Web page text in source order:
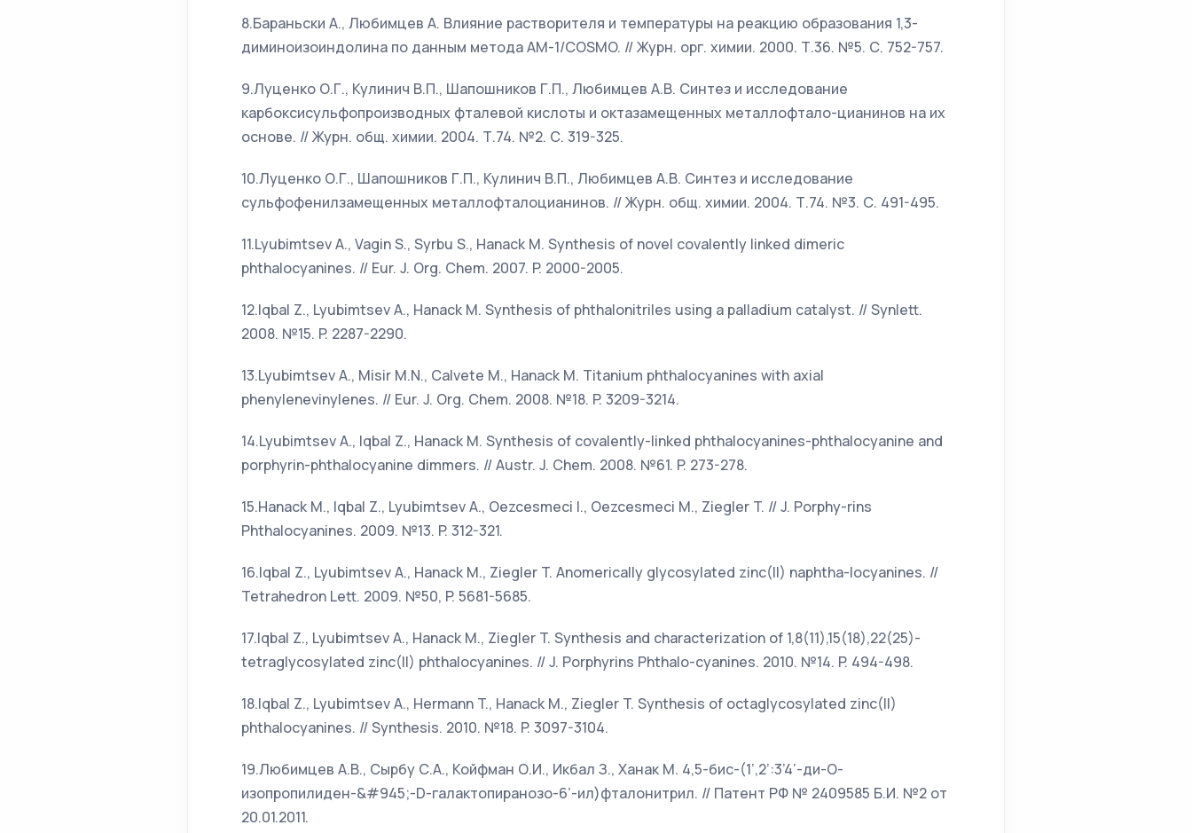
8.Бараньски А., Любимцев А. Влияние растворителя и температуры на реакцию образования 1,3-
диминоизоиндолина по данным метода АМ-1/COSMO. // Журн. орг. химии. 2000. Т.36. №5. С. 752-757.
9.Луценко О.Г., Кулинич В.П., Шапошников Г.П., Любимцев А.В. Синтез и исследование
карбоксисульфопроизводных фталевой кислоты и октазамещенных металлофтало-цианинов на их
основе. // Журн. общ. химии. 2004. Т.74. №2. С. 319-325.
10.Луценко О.Г., Шапошников Г.П., Кулинич В.П., Любимцев А.В. Синтез и исследование
сульфофенилзамещенных металлофталоцианинов. // Журн. общ. химии. 2004. Т.74. №3. С. 491-495.
11.Lyubimtsev A., Vagin S., Syrbu S., Hanack M. Synthesis of novel covalently linked dimeric
phthalocyanines. // Eur. J. Org. Chem. 2007. P. 2000-2005.
12.Iqbal Z., Lyubimtsev A., Hanack M. Synthesis of phthalonitriles using a palladium catalyst. // Synlett.
2008. №15. P. 2287-2290.
13.Lyubimtsev A., Misir M.N., Calvete M., Hanack M. Titanium phthalocyanines with axial
phenylenevinylenes. // Eur. J. Org. Chem. 2008. №18. P. 3209-3214.
14.Lyubimtsev A., Iqbal Z., Hanack M. Synthesis of covalently-linked phthalocyanines-phthalocyanine and
porphyrin-phthalocyanine dimmers. // Austr. J. Chem. 2008. №61. P. 273-278.
15.Hanack M., Iqbal Z., Lyubimtsev A., Oezcesmeci I., Oezcesmeci M., Ziegler T. // J. Porphy-rins
Phthalocyanines. 2009. №13. P. 312-321.
16.Iqbal Z., Lyubimtsev A., Hanack M., Ziegler T. Anomerically glycosylated zinc(II) naphtha-locyanines. //
Tetrahedron Lett. 2009. №50, P. 5681-5685.
17.Iqbal Z., Lyubimtsev A., Hanack M., Ziegler T. Synthesis and characterization of 1,8(11),15(18),22(25)-
tetraglycosylated zinc(II) phthalocyanines. // J. Porphyrins Phthalo-cyanines. 2010. №14. P. 494-498.
18.Iqbal Z., Lyubimtsev A., Hermann T., Hanack M., Ziegler T. Synthesis of octaglycosylated zinc(II)
phthalocyanines. // Synthesis. 2010. №18. P. 3097-3104.
19.Любимцев А.В., Сырбу С.А., Койфман О.И., Икбал З., Ханак М. 4,5-бис-(1’,2’:3’4’-ди-О-
изопропилиден-&#945;-D-галактопиранозо-6’-ил)фталонитрил. // Патент РФ № 2409585 Б.И. №2 от
20.01.2011.